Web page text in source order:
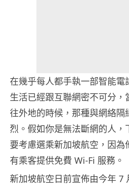
在幾乎每人都手執一部智能電
生活已經跟互聯網密不可分，
往外地的時候，那種與網絡隔
烈。假如你是無法斷網的人，
要考慮選乘新加坡航空，因
有乘客提供免費 Wi-Fi 服務。
新加坡航空日前宣佈由今年 7